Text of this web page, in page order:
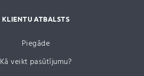
KLIENTU ATBALSTS
Piegāde
Kā veikt pasūtījumu?